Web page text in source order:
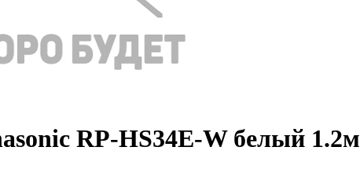
RP-HS34E-W белый 1.2м